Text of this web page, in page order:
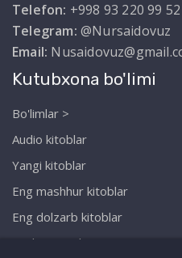
Telefon: +998 93 220 99 52
Telegram: @Nursaidovuz
Email:
Kutubxona bo'limi
Bo'limlar >
Audio kitoblar
Yangi kitoblar
Eng mashhur kitoblar
Eng dolzarb kitoblar
Biz haqimizda